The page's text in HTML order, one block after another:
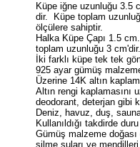
Küpe iğne uzunluğu 3.5
dir. Küpe toplam
ölçülere sahiptir.
Halka Küpe Çapı 1.5
toplam uzunluğu 3 cm'dir.
İki farklı küpe tek tek
925 ayar gümüş
Üzerine 14K altın
Altın rengi kaplamasını
deodorant, deterjan gibi
Deniz, havuz, duş,
Kullanıldığı takdirde
Gümüş malzeme
silme suları ve